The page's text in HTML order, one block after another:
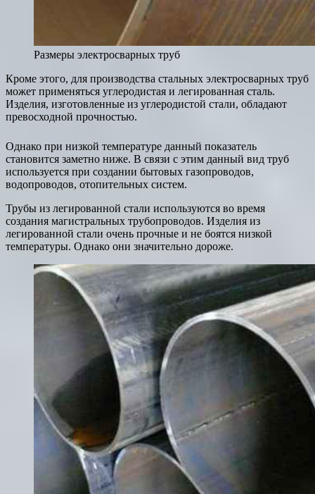
Размеры электросварных труб
Кроме этого, для производства стальных электросварных труб
может применяться углеродистая и легированная сталь.
Изделия, изготовленные из углеродистой стали, обладают
превосходной прочностью.
Однако при низкой температуре данный показатель
становится заметно ниже. В связи с этим данный вид труб
используется при создании бытовых газопроводов,
водопроводов, отопительных систем.
Трубы из легированной стали используются во время
создания магистральных трубопроводов. Изделия из
легированной стали очень прочные и не боятся низкой
температуры. Однако они значительно дороже.